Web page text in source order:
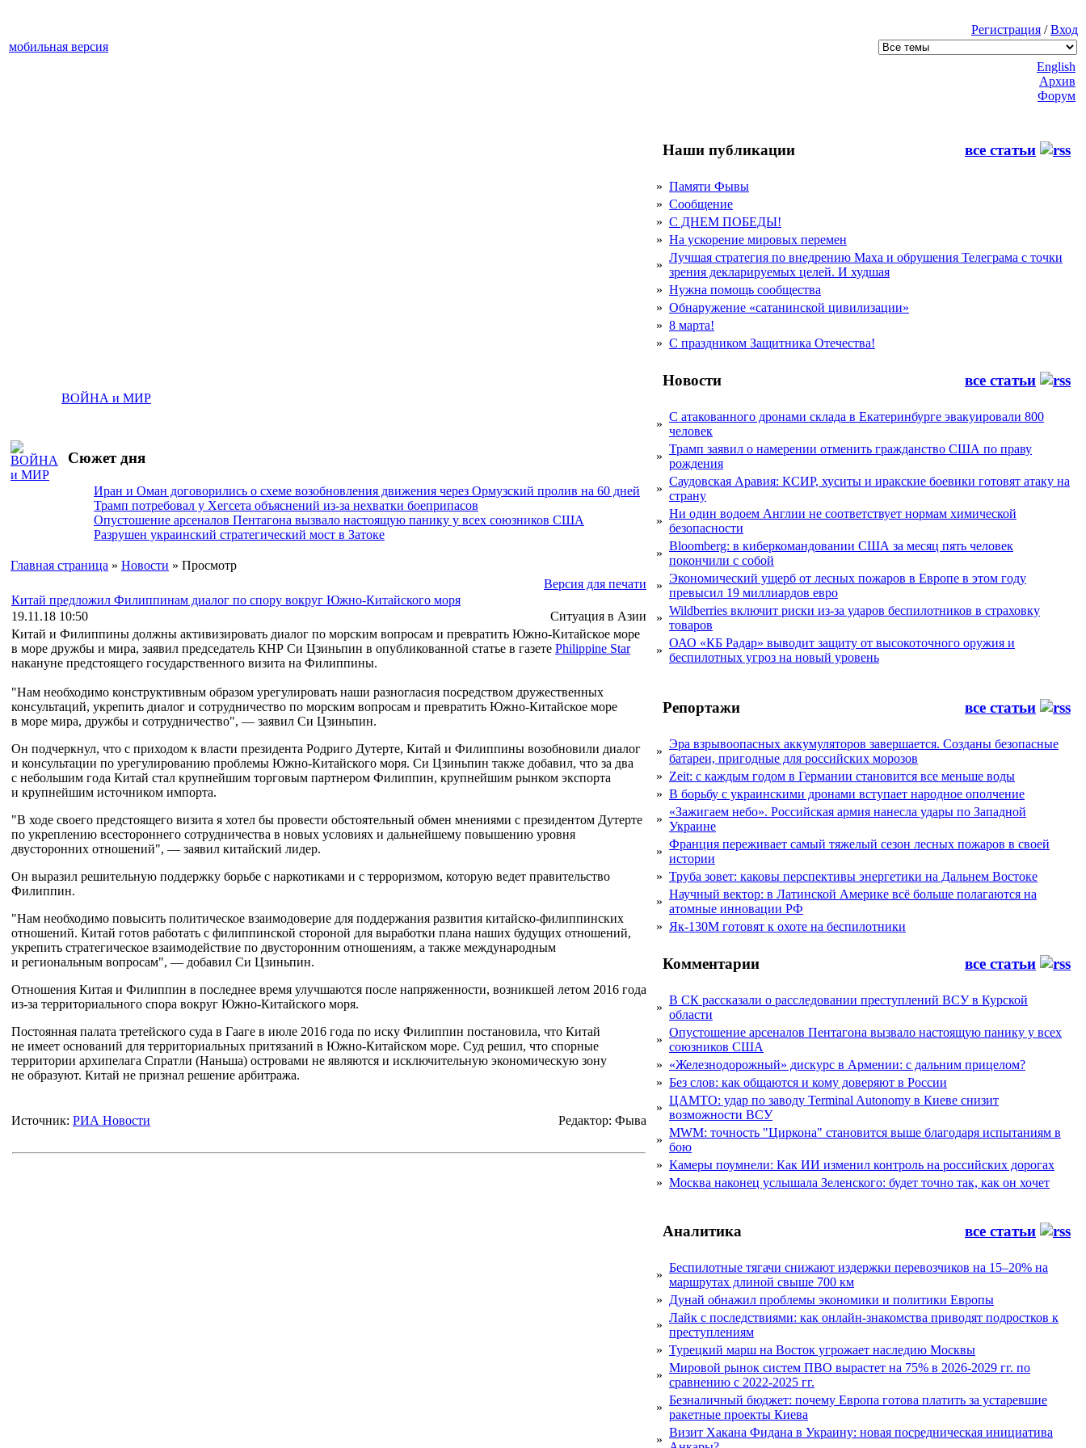
Регистрация /Вход
мобильная версия
ВОЙНА и МИР
Сюжет дня
Иран и Оман договорились о схеме возобновления движения через Ормузский пролив на 60 дней
Трамп потребовал у Хегсета объяснений из-за нехватки боеприпасов
Опустошение арсеналов Пентагона вызвало настоящую панику у всех союзников США
Разрушен украинский стратегический мост в Затоке
Главная страница » Новости » Просмотр
Версия для печати
Китай предложил Филиппинам диалог по спору вокруг Южно-Китайского моря
19.11.18 10:50
Ситуация в Азии
Китай и Филиппины должны активизировать диалог по морским вопросам и превратить Южно-Китайское море
в море дружбы и мира, заявил председатель КНР Си Цзиньпин в опубликованной статье в газете Philippine Star
накануне предстоящего государственного визита на Филиппины.
"Нам необходимо конструктивным образом урегулировать наши разногласия посредством дружественных
консультаций, укрепить диалог и сотрудничество по морским вопросам и превратить Южно-Китайское море
в море мира, дружбы и сотрудничество", — заявил Си Цзиньпин.
Он подчеркнул, что с приходом к власти президента Родриго Дутерте, Китай и Филиппины возобновили диалог
и консультации по урегулированию проблемы Южно-Китайского моря. Си Цзиньпин также добавил, что за два
с небольшим года Китай стал крупнейшим торговым партнером Филиппин, крупнейшим рынком экспорта
и крупнейшим источником импорта.
"В ходе своего предстоящего визита я хотел бы провести обстоятельный обмен мнениями с президентом Дутерте
по укреплению всестороннего сотрудничества в новых условиях и дальнейшему повышению уровня
двусторонних отношений", — заявил китайский лидер.
Он выразил решительную поддержку борьбе с наркотиками и с терроризмом, которую ведет правительство
Филиппин.
"Нам необходимо повысить политическое взаимодоверие для поддержания развития китайско-филиппинских
отношений. Китай готов работать с филиппинской стороной для выработки плана наших будущих отношений,
укрепить стратегическое взаимодействие по двусторонним отношениям, а также международным
и региональным вопросам", — добавил Си Цзиньпин.
Отношения Китая и Филиппин в последнее время улучшаются после напряженности, возникшей летом 2016 года
из-за территориального спора вокруг Южно-Китайского моря.
Постоянная палата третейского суда в Гааге в июле 2016 года по иску Филиппин постановила, что Китай
не имеет оснований для территориальных притязаний в Южно-Китайском море. Суд решил, что спорные
территории архипелага Спратли (Наньша) островами не являются и исключительную экономическую зону
не образуют. Китай не признал решение арбитража.
Источник: РИА Новости Редактор: Фыва
English
Архив
Форум
Наши публикации все статьи
» Памяти Фывы
» Сообщение
» С ДНЕМ ПОБЕДЫ!
» На ускорение мировых перемен
»
Лучшая стратегия по внедрению Маха и обрушения Телеграма с точки
зрения декларируемых целей. И худшая
» Нужна помощь сообщества
» Обнаружение «сатанинской цивилизации»
» 8 марта!
» С праздником Защитника Отечества!
Новости все статьи
»
С атакованного дронами склада в Екатеринбурге эвакуировали 800
человек
»
Трамп заявил о намерении отменить гражданство США по праву
рождения
»
Саудовская Аравия: КСИР, хуситы и иракские боевики готовят атаку на
страну
»
Ни один водоем Англии не соответствует нормам химической
безопасности
»
Bloomberg: в киберкомандовании США за месяц пять человек
покончили с собой
»
Экономический ущерб от лесных пожаров в Европе в этом году
превысил 19 миллиардов евро
»
Wildberries включит риски из-за ударов беспилотников в страховку
товаров
»
ОАО «КБ Радар» выводит защиту от высокоточного оружия и
беспилотных угроз на новый уровень
Репортажи все статьи
»
Эра взрывоопасных аккумуляторов завершается. Созданы безопасные
батареи, пригодные для российских морозов
» Zeit: с каждым годом в Германии становится все меньше воды
» В борьбу с украинскими дронами вступает народное ополчение
»
«Зажигаем небо». Российская армия нанесла удары по Западной
Украине
»
Франция переживает самый тяжелый сезон лесных пожаров в своей
истории
» Труба зовет: каковы перспективы энергетики на Дальнем Востоке
»
Научный вектор: в Латинской Америке всё больше полагаются на
атомные инновации РФ
» Як-130М готовят к охоте на беспилотники
Комментарии все статьи
»
В СК рассказали о расследовании преступлений ВСУ в Курской
области
»
Опустошение арсеналов Пентагона вызвало настоящую панику у всех
союзников США
» «Железнодорожный» дискурс в Армении: с дальним прицелом?
» Без слов: как общаются и кому доверяют в России
»
ЦАМТО: удар по заводу Terminal Autonomy в Киеве снизит
возможности ВСУ
»
MWM: точность "Циркона" становится выше благодаря испытаниям в
бою
» Камеры поумнели: Как ИИ изменил контроль на российских дорогах
» Москва наконец услышала Зеленского: будет точно так, как он хочет
Аналитика все статьи
»
Беспилотные тягачи снижают издержки перевозчиков на 15–20% на
маршрутах длиной свыше 700 км
» Дунай обнажил проблемы экономики и политики Европы
»
Лайк с последствиями: как онлайн-знакомства приводят подростков к
преступлениям
» Турецкий марш на Восток угрожает наследию Москвы
»
Мировой рынок систем ПВО вырастет на 75% в 2026-2029 гг. по
сравнению с 2022-2025 гг.
»
Безналичный бюджет: почему Европа готова платить за устаревшие
ракетные проекты Киева
»
Визит Хакана Фидана в Украину: новая посредническая инициатива